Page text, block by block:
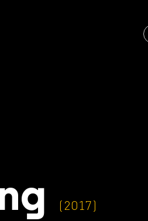
(2017)